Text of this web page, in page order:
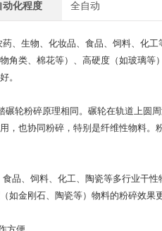
动化程度 全自动
、生物、化妆品、食品、饲料、化
角类、棉花等）、高硬度（如玻璃等
。
碾轮粉碎原理相同。碾轮在轨道上圆
，也协同粉碎，特别是纤维性物料。
品、饲料、化工、陶瓷等多行业干性
如金刚石、陶瓷等）物料的粉碎效果